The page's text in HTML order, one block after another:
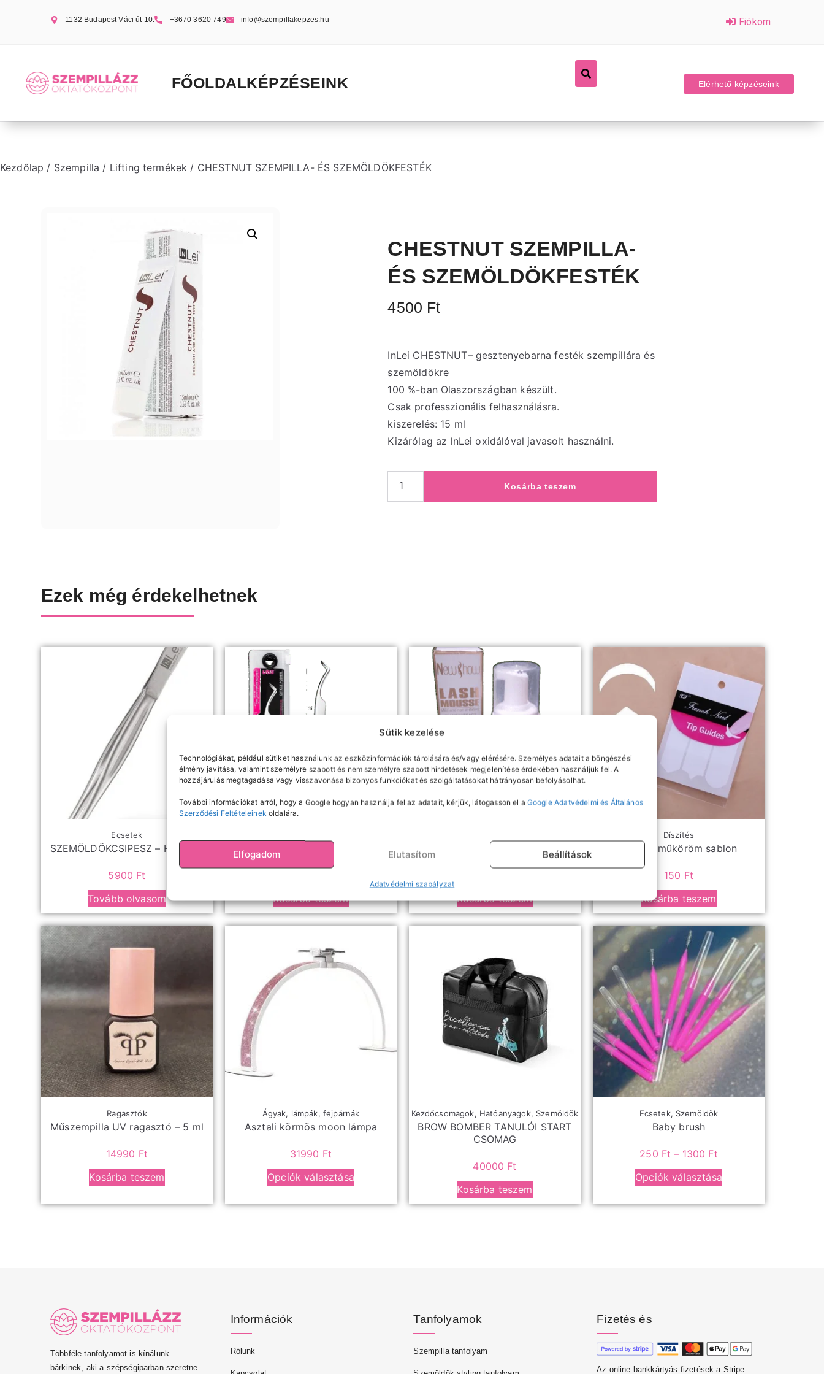
Sütik kezelése
Technológiákat, például sütiket használunk az eszközinformációk tárolására és/vagy elérésére. Személyes adatait a böngészési
élmény javítása, valamint személyre szabott és nem személyre szabott hirdetések megjelenítése érdekében használjuk fel. A
hozzájárulás megtagadása vagy visszavonása bizonyos funkciókat és szolgáltatásokat hátrányosan befolyásolhat.
További információkat arról, hogy a Google hogyan használja fel az adatait, kérjük, látogasson el a Google Adatvédelmi és Általános
Szerződési Feltételeinek oldalára.
Elfogadom Elutasítom Beállítások
Adatvédelmi szabályzat
1132 Budapest Váci út 10. +3670 3620 749 info@szempillakepzes.hu Fiókom
FŐOLDALKÉPZÉSEINK Elérhető képzéseink
Kezdőlap / Szempilla / Lifting termékek / CHESTNUT SZEMPILLA- ÉS SZEMÖLDÖKFESTÉK
CHESTNUT SZEMPILLA-
ÉS SZEMÖLDÖKFESTÉK
4500 Ft
InLei CHESTNUT– gesztenyebarna festék szempillára és
szemöldökre
100 %-ban Olaszországban készült.
Csak professzionális felhasználásra.
kiszerelés: 15 ml
Kizárólag az InLei oxidálóval javasolt használni.
Kosárba teszem
Ezek még érdekelhetnek
Ecsetek
SZEMÖLDÖKCSIPESZ – HEGYES
5900 Ft
Tovább olvasom
LS-02 szempilla csipesz
Kosárba teszem
Newshow szempilla sampon
Kosárba teszem
Díszítés
Francia műköröm sablon
150 Ft
Kosárba teszem
Ragasztók
Műszempilla UV ragasztó – 5 ml
14990 Ft
Kosárba teszem
Ágyak, lámpák, fejpárnák
Asztali körmös moon lámpa
31990 Ft
Opciók választása
Kezdőcsomagok, Hatóanyagok, Szemöldök
BROW BOMBER TANULÓI START
CSOMAG
40000 Ft
Kosárba teszem
Ecsetek, Szemöldök
Baby brush
250 Ft – 1300 Ft
Opciók választása
Többféle tanfolyamot is kínálunk
bárkinek, aki a szépségiparban szeretne
Információk
Rólunk
Tanfolyamok
Szempilla tanfolyam
Fizetés és
Az online bankkártyás fizetések a Stripe